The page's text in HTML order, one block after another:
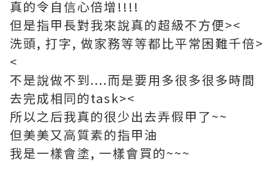
真的令自信心倍增!!!!
但是指甲長對我來說真的超級不方便><
洗頭, 打字, 做家務等等都比平常困難千倍>
<
不是說做不到....而是要用多很多很多時間
去完成相同的task><
所以之后我真的很少出去弄假甲了~~
但美美又高質素的指甲油
我是一樣會塗, 一樣會買的~~~